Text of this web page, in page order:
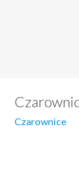
Czarownice